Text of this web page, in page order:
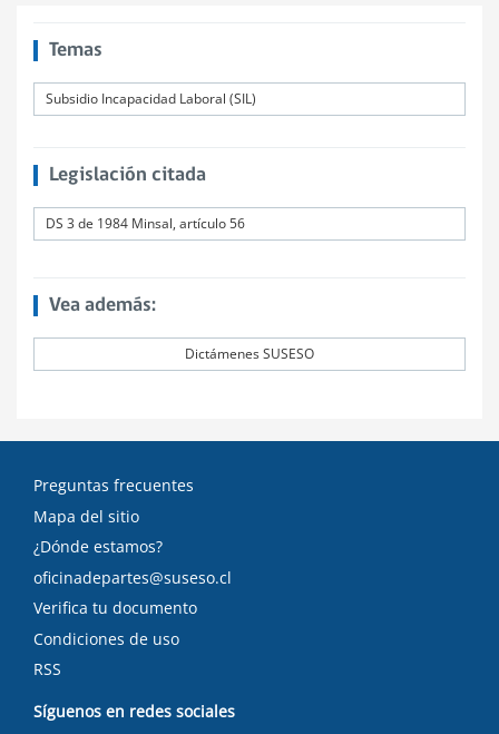
Temas
Subsidio Incapacidad Laboral (SIL)
Legislación citada
DS 3 de 1984 Minsal, artículo 56
Vea además:
Dictámenes SUSESO
Preguntas frecuentes
Mapa del sitio
¿Dónde estamos?
oficinadepartes@suseso.cl
Verifica tu documento
Condiciones de uso
RSS
Síguenos en redes sociales